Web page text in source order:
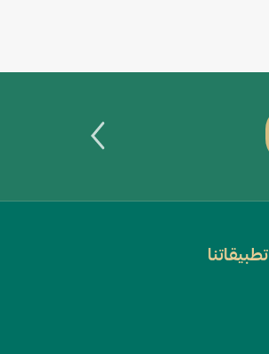
تطبيقاتنا